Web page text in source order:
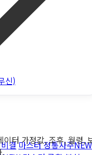
결 마스터 정통사주NEW
신)
터 가정값, 조후, 월령,
.